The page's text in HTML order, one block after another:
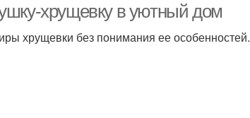
хрущевку в уютный дом
хрущевки без понимания ее особенностей.